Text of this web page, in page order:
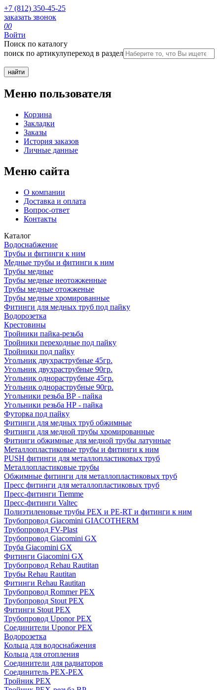
+7 (812) 350-45-25
заказать звонок
00
Войти
Поиск по каталогу
поиск по артикулупереход в раздел
Меню пользователя
Корзина
Закладки
Заказы
История заказов
Личные данные
Меню сайта
О компании
Доставка и оплата
Вопрос-ответ
Контакты
Каталог
Водоснабжение
Трубы и фитинги к ним
Медные трубы и фитинги к ним
Трубы медные
Трубы медные неотожженные
Трубы медные отожженые
Трубы медные хромированные
Фитинги для медных труб под пайку
Водорозетка
Крестовины
Тройники пайка-резьба
Тройники переходные под пайку
Тройники под пайку
Угольник двухраструбные 45гр.
Угольник двухраструбные 90гр.
Угольник однораструбные 45гр.
Угольник однораструбные 90гр.
Угольники резьба ВР - пайка
Угольники резьба НР - пайка
Футорка под пайку
Фитинги для медных труб обжимные
Фитинги для медной трубы хромированные
Фитинги обжимные для медной трубы латунные
Металлопластиковые трубы и фитинги к ним
PUSH фитинги для металлопластиковых труб
Металлопластиковые трубы
Обжимные фитинги для металлопластиковых труб
Пресс фитинги для металлопластиковых труб
Пресс-фитинги Tiemme
Пресс-фитинги Valtec
Полиэтиленовые трубы PEX и PE-RT и фитинги к ним
Трубопровод Giacomini GIACOTHERM
Трубопровод FV-Plast
Трубопровод Giacomini GX
Труба Giacomini GX
Фитинги Giacomini GX
Трубопровод Rehau Rautitan
Трубы Rehau Rautitan
Фитинги Rehau Rautitan
Трубопровод Rommer PEX
Трубопровод Stout PEX
Фитинги Stout PEX
Трубопровод Uponor PEX
Соединители Uponor PEX
Водорозетка
Кольца для водоснабжения
Кольца для отопления
Соединители для радиаторов
Соединитель PEX-PEX
Тройник PEX